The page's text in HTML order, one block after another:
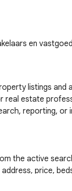
en
listings
real estate
reporting, or
the active
price,